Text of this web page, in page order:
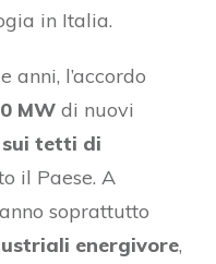
in Italia.
anni, l’accordo
MW di nuovi
sui tetti di
il Paese. A
soprattutto
energivore,